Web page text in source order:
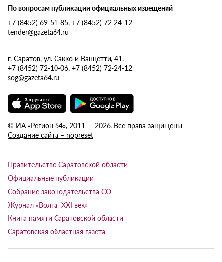
По вопросам публикации официальных извещений
+7 (8452) 69-51-85, +7 (8452) 72-24-12
tender@gazeta64.ru
г. Саратов, ул. Сакко и Ванцетти, 41.
+7 (8452) 72-10-06, +7 (8452) 72-24-12
sog@gazeta64.ru
© ИА «Регион 64», 2011 — 2026. Все права защищены
Создание сайта – nopreset
Правительство Саратовской области
Официальные публикации
Собрание законодательства СО
Журнал «Волга XXI век»
Книга памяти Саратовской области
Саратовская областная газета